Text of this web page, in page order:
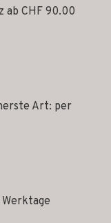
ab CHF 90.00
Art: per